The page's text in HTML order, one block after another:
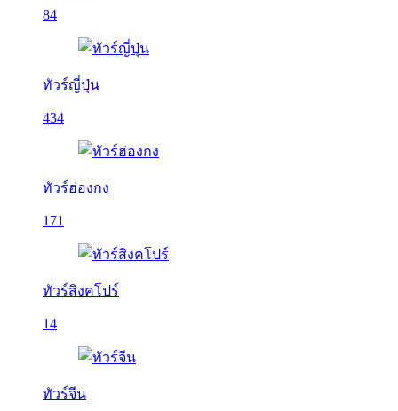
84
ทัวร์ญี่ปุ่น
434
ทัวร์ฮ่องกง
171
ทัวร์สิงคโปร์
14
ทัวร์จีน